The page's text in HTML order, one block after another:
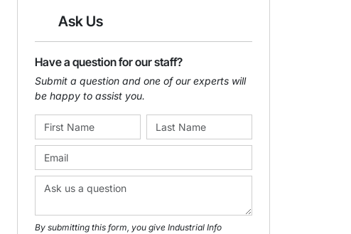
Ask Us
Have a question for our staff?
Submit a question and one of our experts will
be happy to assist you.
By submitting this form, you give Industrial Info